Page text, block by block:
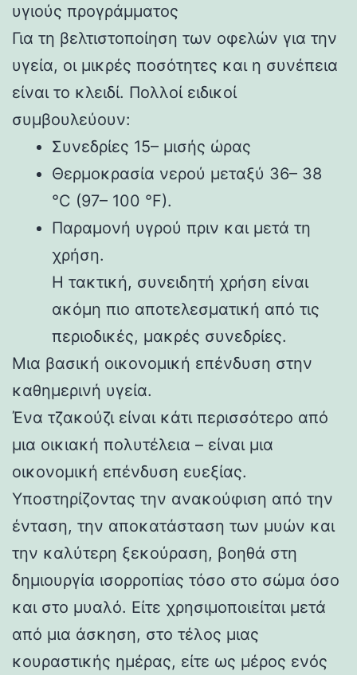
υγιούς προγράμματος
Για τη βελτιστοποίηση των οφελών για την
υγεία, οι μικρές ποσότητες και η συνέπεια
είναι το κλειδί. Πολλοί ειδικοί
συμβουλεύουν:
Συνεδρίες 15– μισής ώρας
Θερμοκρασία νερού μεταξύ 36– 38
°C (97– 100 °F).
Παραμονή υγρού πριν και μετά τη
χρήση.
Η τακτική, συνειδητή χρήση είναι
ακόμη πιο αποτελεσματική από τις
περιοδικές, μακρές συνεδρίες.
Μια βασική οικονομική επένδυση στην
καθημερινή υγεία.
Ένα τζακούζι είναι κάτι περισσότερο από
μια οικιακή πολυτέλεια – είναι μια
οικονομική επένδυση ευεξίας.
Υποστηρίζοντας την ανακούφιση από την
ένταση, την αποκατάσταση των μυών και
την καλύτερη ξεκούραση, βοηθά στη
δημιουργία ισορροπίας τόσο στο σώμα όσο
και στο μυαλό. Είτε χρησιμοποιείται μετά
από μια άσκηση, στο τέλος μιας
κουραστικής ημέρας, είτε ως μέρος ενός